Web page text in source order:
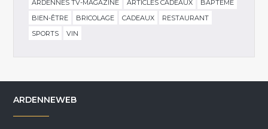
ARDENNES TV-MAGAZINE
ARTICLES CADEAUX
BAPTÊME
BIEN-ÊTRE
BRICOLAGE CADEAUX
RESTAURANT
SPORTS
VIN
ARDENNEWEB